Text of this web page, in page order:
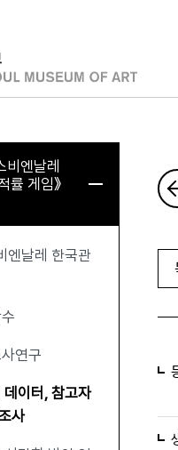
그인
엔날레
률 게임》
엔날레 한국관
연구
데이터, 참고자
사